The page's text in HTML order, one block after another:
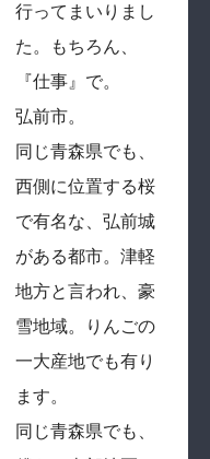
行ってまいりまし
た。もちろん、
『仕事』で。
弘前市。
同じ青森県でも、
西側に位置する桜
で有名な、弘前城
がある都市。津軽
地方と言われ、豪
雪地域。りんごの
一大産地でも有り
ます。
同じ青森県でも、